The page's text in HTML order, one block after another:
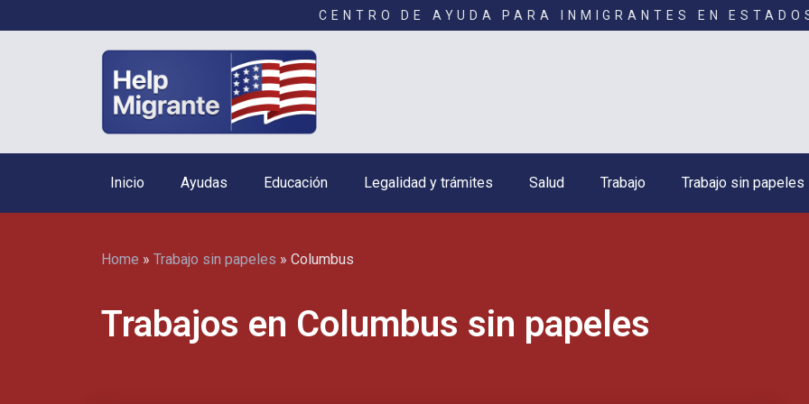
CENTRO DE AYUDA PARA INMIGRANTES EN
Inicio Ayudas Educación Legalidad y trámites Salud Trabajo Trabajo sin papeles
Home » Trabajo sin papeles » Columbus
Trabajos en Columbus sin papeles